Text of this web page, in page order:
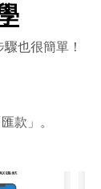
也很簡單！
款」。